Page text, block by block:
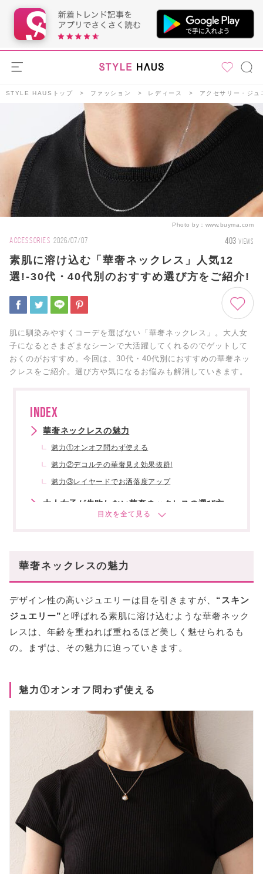
STYLE HAUSトップ ファッション レディース アクセサリー・ジュ
Photo by： www.buyma.com
ACCESSORIES 2026/07/07 403 VIEWS
素肌に溶け込む「華奢ネックレス」人気12
選!-30代・40代別のおすすめ選び方をご紹介!
肌に馴染みやすくコーデを選ばない「華奢ネックレス」。大人女
子になるとさまざまなシーンで大活躍してくれるのでゲットして
おくのがおすすめ。今回は、30代・40代別におすすめの華奢ネッ
クレスをご紹介。選び方や気になるお悩みも解消していきます。
INDEX
華奢ネックレスの魅力
魅力①オンオフ問わず使える
魅力②デコルテの華奢見え効果抜群!
魅力③レイヤードでお洒落度アップ
大人女子が失敗しない華奢ネックレスの選び方
選び方①素材で選ぶ
種類
一粒ダイヤモンド
バー(ライン)モチーフ
その他人気のモチーフ
大人可愛い韓国ブランド「タチアナ」
ハンドメイドの高見えブランド「タイ」
【ハイブランド】華奢ネックレスの人気レディー
往年愛されるモチーフの「エルメス」
大人の定番ブランド「カルティエ」
やっぱりハズせないジュエリーブランド「ティファニ
【年代別】華奢ネックレスおすすめブランド
【20代】おすすめな華奢ネックレス
【30代】おすすめな華奢ネックレス
華奢ネックレスの魅力
デザイン性の高いジュエリーは目を引きますが、 “スキン
ジュエリー” と呼ばれる素肌に溶け込むような華奢ネック
レスは、年齢を重ねれば重ねるほど美しく魅せられるも
の。まずは、その魅力に迫っていきます。
魅力①オンオフ問わず使える